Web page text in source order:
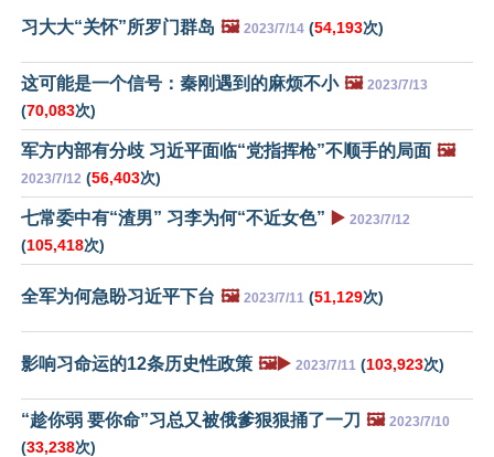
习大大“关怀”所罗门群岛 🖼️ 2023/7/14 (54,193次)
这可能是一个信号：秦刚遇到的麻烦不小 🖼️ 2023/7/13
(70,083次)
军方内部有分歧 习近平面临“党指挥枪”不顺手的局面 🖼️
2023/7/12 (56,403次)
七常委中有“渣男” 习李为何“不近女色” ▶️ 2023/7/12
(105,418次)
全军为何急盼习近平下台 🖼️ 2023/7/11 (51,129次)
影响习命运的12条历史性政策 🖼️▶️ 2023/7/11 (103,923次)
“趁你弱 要你命”习总又被俄爹狠狠捅了一刀 🖼️ 2023/7/10
(33,238次)